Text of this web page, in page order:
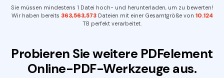
Sie müssen mindestens 1 Datei hoch- und herunterladen, um zu bewerten!
Wir haben bereits 363,563,577Dateien mit einer Gesamtgröße von 10.124
TB perfekt verarbeitet.
Probieren Sie weitere PDFelement
Online-PDF-Werkzeuge aus.